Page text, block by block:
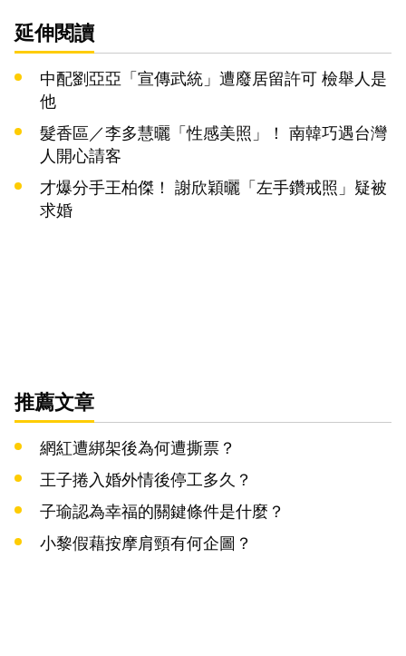
延伸閱讀
中配劉亞亞「宣傳武統」遭廢居留許可 檢舉人是
他
髮香區／李多慧曬「性感美照」！ 南韓巧遇台灣
人開心請客
才爆分手王柏傑！ 謝欣穎曬「左手鑽戒照」疑被
求婚
推薦文章
網紅遭綁架後為何遭撕票？
王子捲入婚外情後停工多久？
子瑜認為幸福的關鍵條件是什麼？
小黎假藉按摩肩頸有何企圖？